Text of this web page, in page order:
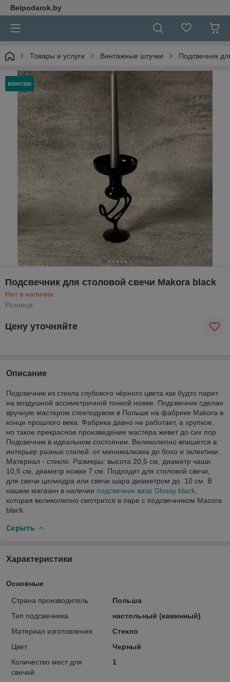
Belpodarok.by
Товары и услуги Винтажные штучки Подсвечник
винтаж
Подсвечник для столовой свечи Makora black
Нет в наличии
Розница
Цену уточняйте
Описание
Подсвечник из стекла глубокого чёрного цвета как будто парит
на воздушной ассиметричной тонкой ножке. Подсвечник сделан
вручную мастером стеклодувом в Польше на фабрике Makora в
конце прошлого века. Фабрика давно не работает, а хрупкое,
но такое прекрасное произведение мастера живет до сих пор.
Подсвечник в идеальном состоянии. Великолепно впишется в
интерьер разных стилей: от минимализма до бохо и эклектики.
Материал - стекло. Размеры: высота 20,5 см, диаметр чаши
10,5 см, диаметр ножки 7 см. Подходит для столовой свечи,
для свечи цилиндра или свечи шара диаметром до 10 см. В
нашем магазин в наличии подсвечник ваза Glossy black
которая великолепно смотрится в паре с подсвечником Macora
black.
Скрыть
Характеристики
Основные
Страна производитель
Польша
Тип подсвечника
настольный (каминный)
Материал изготовления
Стекло
Цвет
Черный
Количество мест для
свечей
1